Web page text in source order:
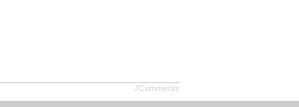
JComments